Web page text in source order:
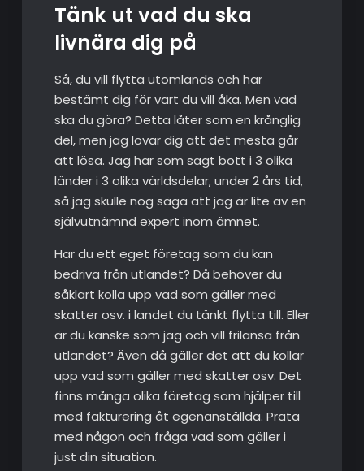
Tänk ut vad du ska
livnära dig på
Så, du vill flytta utomlands och har
bestämt dig för vart du vill åka. Men vad
ska du göra? Detta låter som en krånglig
del, men jag lovar dig att det mesta går
att lösa. Jag har som sagt bott i 3 olika
länder i 3 olika världsdelar, under 2 års tid,
så jag skulle nog säga att jag är lite av en
självutnämnd expert inom ämnet.
Har du ett eget företag som du kan
bedriva från utlandet? Då behöver du
såklart kolla upp vad som gäller med
skatter osv. i landet du tänkt flytta till. Eller
är du kanske som jag och vill frilansa från
utlandet? Även då gäller det att du kollar
upp vad som gäller med skatter osv. Det
finns många olika företag som hjälper till
med fakturering åt egenanställda. Prata
med någon och fråga vad som gäller i
just din situation.